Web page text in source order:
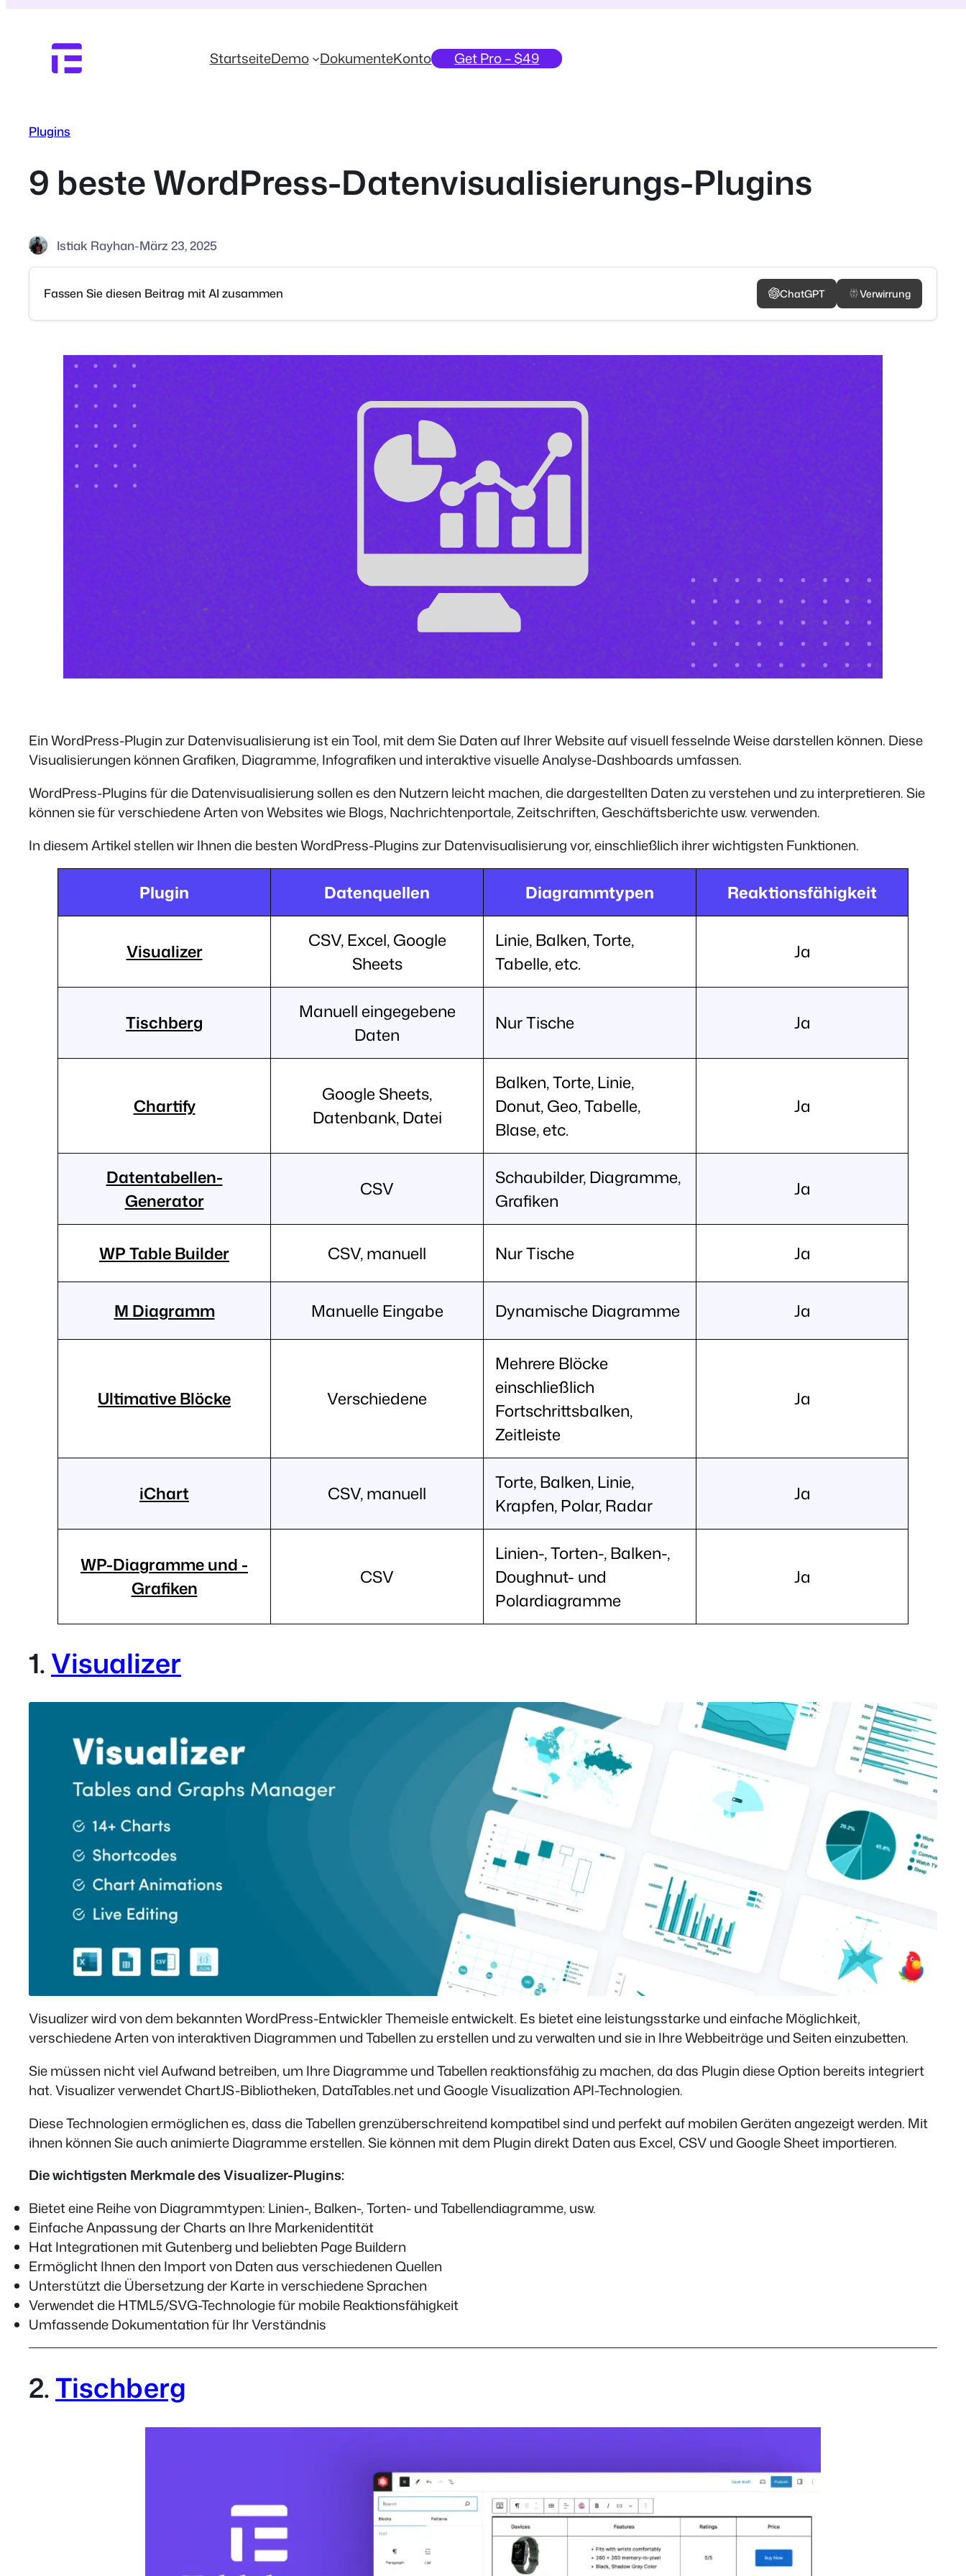
springen
StartseiteDemo DokumenteKonto Get Pro – $49
Plugins
9 beste WordPress-Datenvisualisierungs-Plugins
Istiak Rayhan-März 23, 2025
Fassen Sie diesen Beitrag mit AI zusammen ChatGPT Verwirrung
Ein WordPress-Plugin zur Datenvisualisierung ist ein Tool, mit dem Sie Daten auf Ihrer Website auf visuell fesselnde Weise darstellen können. Diese
Visualisierungen können Grafiken, Diagramme, Infografiken und interaktive visuelle Analyse-Dashboards umfassen.
WordPress-Plugins für die Datenvisualisierung sollen es den Nutzern leicht machen, die dargestellten Daten zu verstehen und zu interpretieren. Sie
können sie für verschiedene Arten von Websites wie Blogs, Nachrichtenportale, Zeitschriften, Geschäftsberichte usw. verwenden.
In diesem Artikel stellen wir Ihnen die besten WordPress-Plugins zur Datenvisualisierung vor, einschließlich ihrer wichtigsten Funktionen.
Plugin Datenquellen Diagrammtypen Reaktionsfähigkeit
Visualizer
CSV, Excel, Google
Sheets
Linie, Balken, Torte,
Tabelle, etc.
Ja
Tischberg
Manuell eingegebene
Daten
Nur Tische Ja
Chartify
Google Sheets,
Datenbank, Datei
Balken, Torte, Linie,
Donut, Geo, Tabelle,
Blase, etc.
Ja
Datentabellen-
Generator
CSV
Schaubilder, Diagramme,
Grafiken
Ja
WP Table Builder CSV, manuell Nur Tische Ja
M Diagramm Manuelle Eingabe Dynamische Diagramme Ja
Ultimative Blöcke Verschiedene
Mehrere Blöcke
einschließlich
Fortschrittsbalken,
Zeitleiste
Ja
iChart CSV, manuell
Torte, Balken, Linie,
Krapfen, Polar, Radar
Ja
WP-Diagramme und -
Grafiken
CSV
Linien-, Torten-, Balken-,
Doughnut- und
Polardiagramme
Ja
1.Visualizer
Visualizer wird von dem bekannten WordPress-Entwickler Themeisle entwickelt. Es bietet eine leistungsstarke und einfache Möglichkeit,
verschiedene Arten von interaktiven Diagrammen und Tabellen zu erstellen und zu verwalten und sie in Ihre Webbeiträge und Seiten einzubetten.
Sie müssen nicht viel Aufwand betreiben, um Ihre Diagramme und Tabellen reaktionsfähig zu machen, da das Plugin diese Option bereits integriert
hat. Visualizer verwendet ChartJS-Bibliotheken, DataTables.net und Google Visualization API-Technologien.
Diese Technologien ermöglichen es, dass die Tabellen grenzüberschreitend kompatibel sind und perfekt auf mobilen Geräten angezeigt werden. Mit
ihnen können Sie auch animierte Diagramme erstellen. Sie können mit dem Plugin direkt Daten aus Excel, CSV und Google Sheet importieren.
Die wichtigsten Merkmale des Visualizer-Plugins:
Bietet eine Reihe von Diagrammtypen: Linien-, Balken-, Torten- und Tabellendiagramme, usw.
Einfache Anpassung der Charts an Ihre Markenidentität
Hat Integrationen mit Gutenberg und beliebten Page Buildern
Ermöglicht Ihnen den Import von Daten aus verschiedenen Quellen
Unterstützt die Übersetzung der Karte in verschiedene Sprachen
Verwendet die HTML5/SVG-Technologie für mobile Reaktionsfähigkeit
Umfassende Dokumentation für Ihr Verständnis
2.Tischberg